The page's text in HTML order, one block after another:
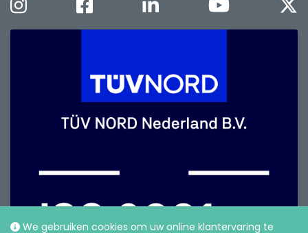
We gebruiken cookies om uw online klantervaring te